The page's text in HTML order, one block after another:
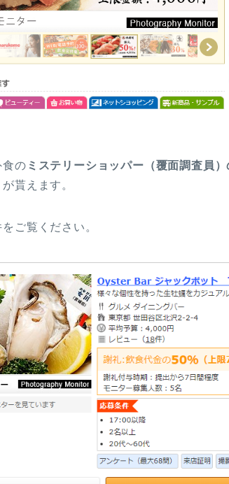
食の ミステリーショッパー（覆面調査員）
貰えます。
ご覧ください。